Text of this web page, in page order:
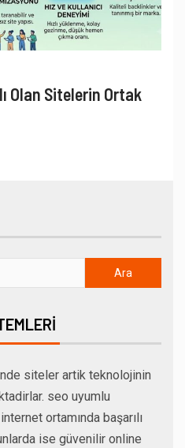
Olan Sitelerin Ortak
siteler artik teknolojinin
seo uyumlu
ortamında başarılı
ise güvenilir online